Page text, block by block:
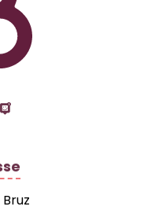
vers le compte Facebook
Lien vers la page